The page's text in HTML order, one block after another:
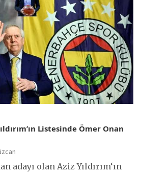
Listesinde Ömer Onan
adayı olan Aziz Yıldırım‘ın